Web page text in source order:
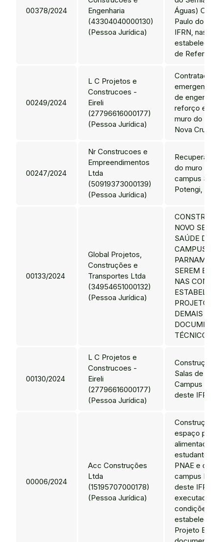
00378/2024
Engenharia
(43304040000130)
(Pessoa Jurídica)
Águas)
Paulo do
IFRN, nas
de
00249/2024
L C Projetos e
Construcoes -
Eireli
(27796616000177)
(Pessoa Jurídica)
Contratação
emergencial
de
reforço
muro do
Nova Cruz
00247/2024
Nr Construcoes e
Empreendimentos
Ltda
(50919373000139)
(Pessoa Jurídica)
do muro de
campus São
Potengi,
00133/2024
Global Projetos,
Construções e
Transportes Ltda
(34954651000132)
(Pessoa Jurídica)
NOVO
SAÚDE DO
CAMPUS
SEREM
NAS
PROJETO
DEMAIS
TÉCNICOS.
00130/2024
L C Projetos e
Construcoes -
Eireli
(27796616000177)
(Pessoa Jurídica)
Construção
Salas de
Campus
deste IFRN.
00006/2024
Acc Construções
Ltda
(15195707000178)
(Pessoa Jurídica)
Construção
espaço para
alimentação
estudantes
PNAE e
campus
deste IFRN,
executados
condições
Projeto